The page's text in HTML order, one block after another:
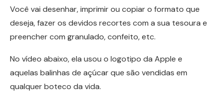
Você vai desenhar, imprimir ou copiar o formato que
deseja, fazer os devidos recortes com a sua tesoura e
preencher com granulado, confeito, etc.
No vídeo abaixo, ela usou o logotipo da Apple e
aquelas balinhas de açúcar que são vendidas em
qualquer boteco da vida.